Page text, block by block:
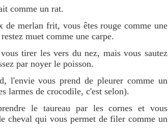
comme un rat.
de merlan frit, vous êtes rouge comme une
muet comme une carpe.
tirer les vers du nez, mais vous sautez
par noyer le poisson.
l'envie vous prend de pleurer comme un
larmes de crocodile, c'est selon).
le taureau par les cornes et vous
cheval qui vous permet de filer comme un